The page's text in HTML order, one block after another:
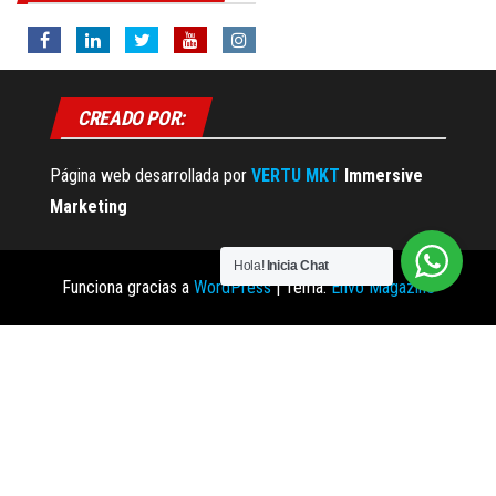
CREADO POR:
Página web desarrollada por VERTU MKT Immersive
Marketing
Funciona gracias a WordPress |Tema:Envo Magazine
Hola! Inicia Chat